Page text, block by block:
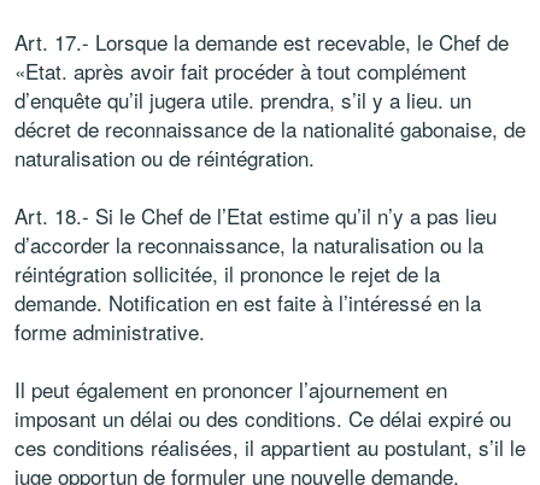
Art. 17.- Lorsque la demande est recevable, le Chef de
«Etat. après avoir fait procéder à tout complément
d’enquête qu’il jugera utile. prendra, s’il y a lieu. un
décret de reconnaissance de la nationalité gabonaise, de
naturalisation ou de réintégration.
Art. 18.- Si le Chef de l’Etat estime qu’il n’y a pas lieu
d’accorder la reconnaissance, la naturalisation ou la
réintégration sollicitée, il prononce le rejet de la
demande. Notification en est faite à l’intéressé en la
forme administrative.
Il peut également en prononcer l’ajournement en
imposant un délai ou des conditions. Ce délai expiré ou
ces conditions réalisées, il appartient au postulant, s’il le
juge opportun de formuler une nouvelle demande.